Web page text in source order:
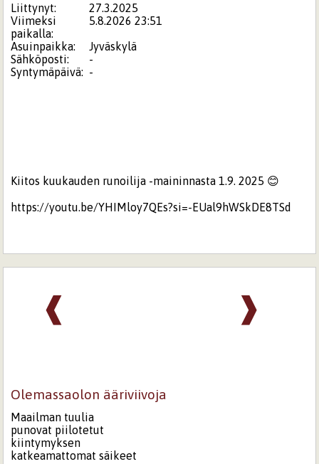
Liittynyt:
27.3.2025
Viimeksi
paikalla:
5.8.2026 23:51
Asuinpaikka:
Jyväskylä
Sähköposti:
-
Syntymäpäivä: -
Kiitos kuukauden runoilija -maininnasta 1.9. 2025 😊
https://youtu.be/YHIMloy7QEs?si=-EUal9hWSkDE8TSd
❱
❰
Olemassaolon ääriviivoja
Maailman tuulia
punovat piilotetut
kiintymyksen
katkeamattomat säikeet